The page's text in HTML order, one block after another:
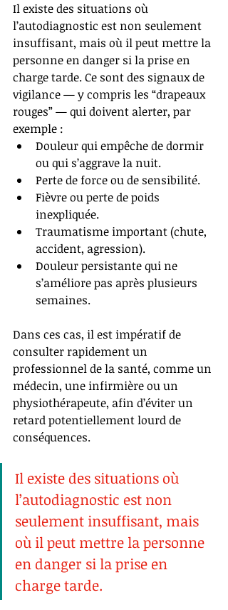
Il existe des situations où
l’autodiagnostic est non seulement
insuffisant, mais où il peut mettre la
personne en danger si la prise en
charge tarde. Ce sont des signaux de
vigilance — y compris les “drapeaux
rouges” — qui doivent alerter, par
exemple :
Douleur qui empêche de dormir
ou qui s’aggrave la nuit.
Perte de force ou de sensibilité.
Fièvre ou perte de poids
inexpliquée.
Traumatisme important (chute,
accident, agression).
Douleur persistante qui ne
s’améliore pas après plusieurs
semaines.
Dans ces cas, il est impératif de
consulter rapidement un
professionnel de la santé, comme un
médecin, une infirmière ou un
physiothérapeute, afin d’éviter un
retard potentiellement lourd de
conséquences.
Il existe des situations où
l’autodiagnostic est non
seulement insuffisant, mais
où il peut mettre la personne
en danger si la prise en
charge tarde.